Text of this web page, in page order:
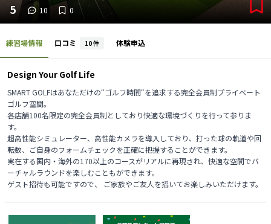
5 10 0
練習場情報 口コミ 10件 体験申込
Design Your Golf Life
SMART GOLFはあなただけの“ゴルフ時間“を追求する完全会員制プライベート
ゴルフ空間。
各店舗100名限定の完全会員制としており快適な環境づくりを行って参りま
す。
超高性能シミュレーター、高性能カメラを導入しており、打った球の軌道や回
転数、ご自身のフォームチェックを正確に把握することができます。
実在する国内・海外の170以上のコースがリアルに再現され、快適な空間でバ
ーチャルラウンドを楽しむこともができます。